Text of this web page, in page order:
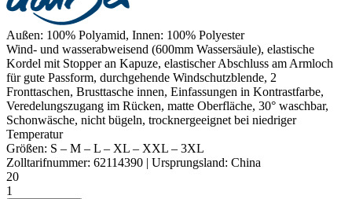
Außen: 100% Polyamid, Innen: 100% Polyester
Wind- und wasserabweisend (600mm Wassersäule), elastische
Kordel mit Stopper an Kapuze, elastischer Abschluss am Armloch
für gute Passform, durchgehende Windschutzblende, 2
Fronttaschen, Brusttasche innen, Einfassungen in Kontrastfarbe,
Veredelungszugang im Rücken, matte Oberfläche, 30° waschbar,
Schonwäsche, nicht bügeln, trocknergeeignet bei niedriger
Temperatur
Größen: S – M – L – XL – XXL – 3XL
Zolltarifnummer: 62114390 | Ursprungsland: China
20
1